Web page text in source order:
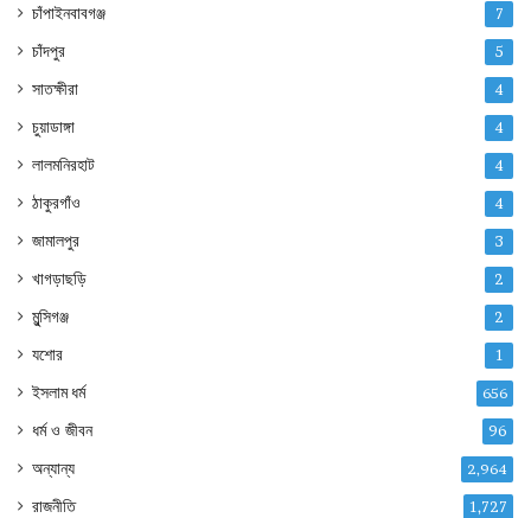
চাঁপাইনবাবগঞ্জ 7
চাঁদপুর 5
সাতক্ষীরা 4
চুয়াডাঙ্গা 4
লালমনিরহাট 4
ঠাকুরগাঁও 4
জামালপুর 3
খাগড়াছড়ি 2
মুন্সিগঞ্জ 2
যশোর 1
ইসলাম ধর্ম 656
ধর্ম ও জীবন 96
অন্যান্য 2,964
রাজনীতি 1,727